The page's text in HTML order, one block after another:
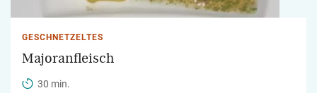
GESCHNETZELTES
Majoranfleisch
30 min.